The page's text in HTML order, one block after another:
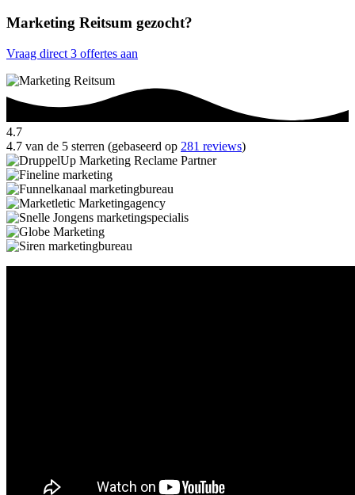
Marketing Reitsum gezocht?
Vraag direct 3 offertes aan
4.7
4.7 van de 5 sterren (gebaseerd op 281 reviews)